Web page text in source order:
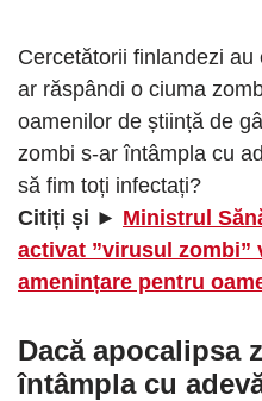
Cercetătorii finlandezi
ar răspândi o ciuma
oamenilor de știință de
zombi s-ar întâmpla cu
să fim toți infectați?
Citiți și ► Ministrul
activat ”virusul zombi”
amenințare pentru
Dacă apocalipsa
întâmpla cu